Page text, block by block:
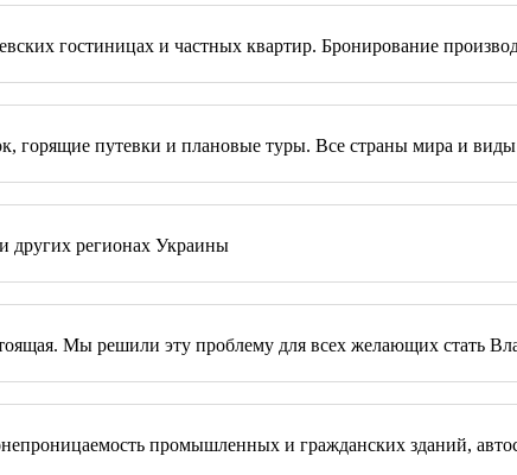
гостиницах и частных квартир. Бронирование
горящие путевки и плановые туры. Все страны мира и
других регионах Украины
Мы решили эту проблему для всех желающих стать
промышленных и гражданских зданий,